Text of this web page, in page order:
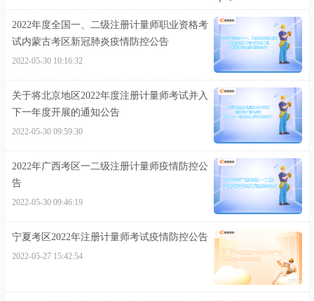
2022年度全国一、二级注册计量师职业资格考
试内蒙古考区新冠肺炎疫情防控公告
2022-05-30 10:16:32
关于将北京地区2022年度注册计量师考试并入
下一年度开展的通知公告
2022-05-30 09:59:30
2022年广西考区一二级注册计量师疫情防控公
告
2022-05-30 09:46:19
宁夏考区2022年注册计量师考试疫情防控公告
2022-05-27 15:42:54